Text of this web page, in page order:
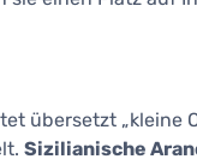
übersetzt „kleine
Sizilianische